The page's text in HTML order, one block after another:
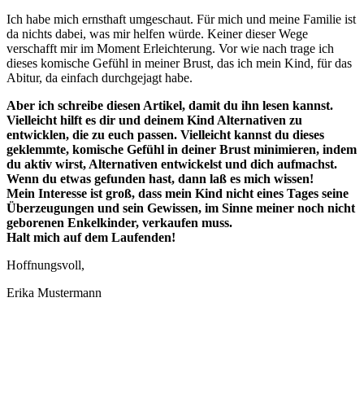
Ich habe mich ernsthaft umgeschaut. Für mich und meine Familie ist
da nichts dabei, was mir helfen würde. Keiner dieser Wege
verschafft mir im Moment Erleichterung. Vor wie nach trage ich
dieses komische Gefühl in meiner Brust, das ich mein Kind, für das
Abitur, da einfach durchgejagt habe.
Aber ich schreibe diesen Artikel, damit du ihn lesen kannst.
Vielleicht hilft es dir und deinem Kind Alternativen zu
entwicklen, die zu euch passen. Vielleicht kannst du dieses
geklemmte, komische Gefühl in deiner Brust minimieren, indem
du aktiv wirst, Alternativen entwickelst und dich aufmachst.
Wenn du etwas gefunden hast, dann laß es mich wissen!
Mein Interesse ist groß, dass mein Kind nicht eines Tages seine
Überzeugungen und sein Gewissen, im Sinne meiner noch nicht
geborenen Enkelkinder, verkaufen muss.
Halt mich auf dem Laufenden!
Hoffnungsvoll,
Erika Mustermann